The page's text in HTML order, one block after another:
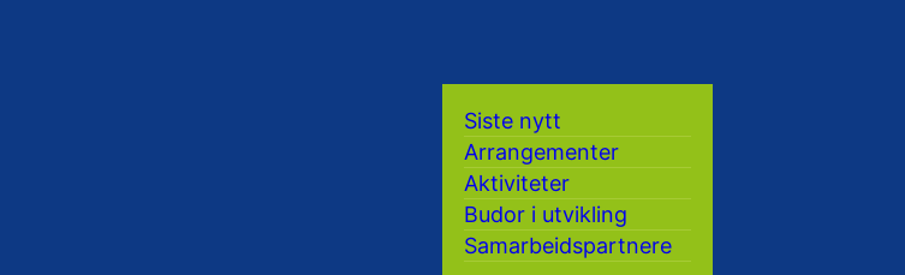
Siste nytt
Arrangementer
Aktiviteter
Budor i utvikling
Samarbeidspartnere